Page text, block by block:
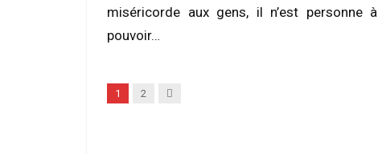
miséricorde aux gens, il n’est personne à
pouvoir…
1 2 Next